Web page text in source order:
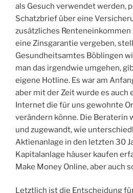
als Gesuch verwendet werden,
Schatzbrief über eine
zusätzliches Renteneinkommen
eine Zinsgarantie vergeben,
Gesundheitsamtes Böblingen
man das irgendwie umgehen,
eigene Hotline. Es war am
aber mit der Zeit wurde es auch
Internet die für uns gewohnte
verändern könne. Die Beraterin
und zugewandt, wie
Aktienanlage in den letzten 30
Kapitalanlage häuser kaufen
Make Money Online, aber auch
Letztlich ist die Entscheidung